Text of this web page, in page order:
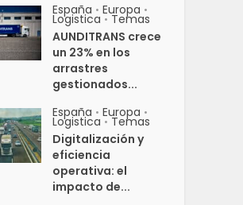
España • Europa •
Logistica • Temas
AUNDITRANS crece
un 23% en los
arrastres
gestionados...
España • Europa •
Logistica • Temas
Digitalización y
eficiencia
operativa: el
impacto de...